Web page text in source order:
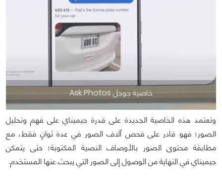
خاصية جوجل Ask Photos
وتعتمد هذه الخاصية الجديدة على قدرة جيميناي على فهم وتحليل
الصور؛ فهو قادر على فحص آلاف الصور في عدة ثوانٍ فقط، مع
مطابقة محتوى الصور بالأوصاف النصية المكتوبة؛ حتى يتمكن
جيميناي في النهاية من الوصول إلى الصور التي يبحث عنها المستخدم.